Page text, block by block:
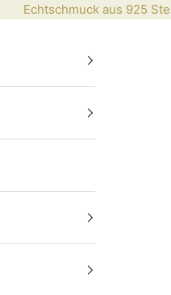
Echtschmuck aus 925